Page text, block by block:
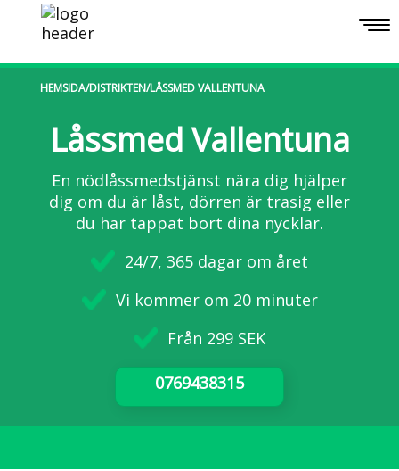
HEMSIDA/DISTRIKTEN/LÅSSMED VALLENTUNA
Låssmed Vallentuna
En nödlåssmedstjänst nära dig hjälper
dig om du är låst, dörren är trasig eller
du har tappat bort dina nycklar.
24/7, 365 dagar om året
Vi kommer om 20 minuter
Från 299 SEK
0769438315